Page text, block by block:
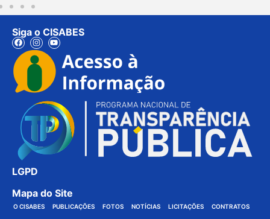
Siga o CISABES
LGPD
Mapa do Site
O CISABES PUBLICAÇÕES FOTOS NOTÍCIAS LICITAÇÕES CONTRATOS